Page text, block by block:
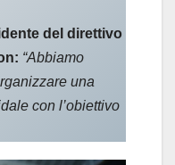
del direttivo
“Abbiamo
una
con l’obiettivo